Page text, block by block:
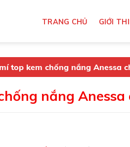
TRANG CHỦ GIỚI
top kem chống nắng Anessa
nắng